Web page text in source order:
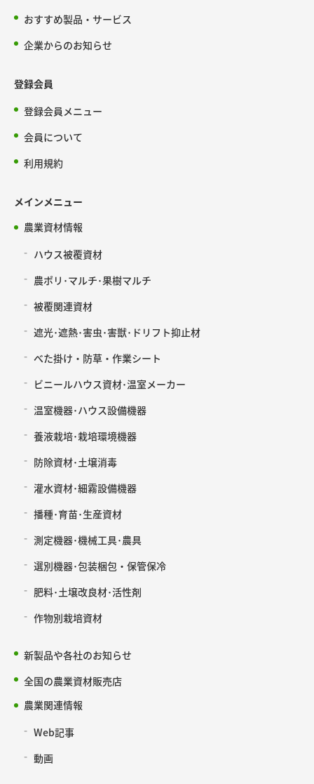
おすすめ製品・サービス
企業からのお知らせ
登録会員
登録会員メニュー
会員について
利用規約
メインメニュー
農業資材情報
ハウス被覆資材
農ポリ･マルチ･果樹マルチ
被覆関連資材
遮光･遮熱･害虫･害獣･ドリフト抑止材
べた掛け・防草・作業シート
ビニールハウス資材･温室メーカー
温室機器･ハウス設備機器
養液栽培･栽培環境機器
防除資材･土壌消毒
灌水資材･細霧設備機器
播種･育苗･生産資材
測定機器･機械工具･農具
選別機器･包装梱包・保管保冷
肥料･土壌改良材･活性剤
作物別栽培資材
新製品や各社のお知らせ
全国の農業資材販売店
農業関連情報
Web記事
動画